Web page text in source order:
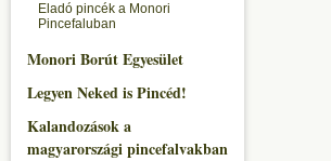
Eladó pincék a Monori
Pincefaluban
Monori Borút Egyesület
Legyen Neked is Pincéd!
Kalandozások a
magyarországi pincefalvakban